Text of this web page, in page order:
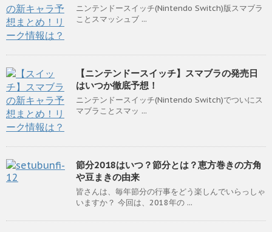
ニンテンドースイッチ(Nintendo Switch)版スマブラ
ことスマッシュブ ...
【ニンテンドースイッチ】スマブラの発売日
はいつか徹底予想！
ニンテンドースイッチ(Nintendo Switch)でついにス
マブラことスマッ ...
節分2018はいつ？節分とは？恵方巻きの方角
や豆まきの由来
皆さんは、毎年節分の行事をどう楽しんでいらっしゃ
いますか？ 今回は、2018年の ...